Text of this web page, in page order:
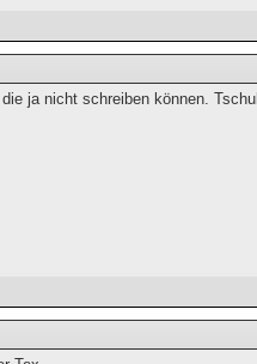
ja nicht schreiben können.